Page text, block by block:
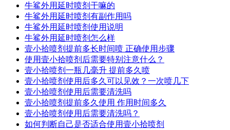
牛鲨外用延时喷剂干嘛的
牛鲨外用延时喷剂有副作用吗
牛鲨外用延时喷剂使用说明
牛鲨外用延时喷剂怎么样
壹小拾喷剂提前多长时间喷 正确使用步骤
使用壹小拾喷剂后需要特别注意什么？
壹小拾喷剂一瓶几毫升 提前多久喷
壹小拾喷剂使用后多久可以见效？一次喷几下
壹小拾喷剂使用后需要清洗吗
壹小拾喷剂提前多久使用 作用时间多久
壹小拾喷剂使用后需要清洗吗？
如何判断自己是否适合使用壹小拾喷剂